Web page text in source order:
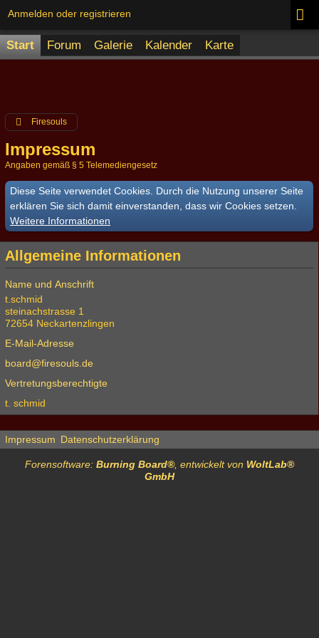
Anmelden oder registrieren
Start Forum Galerie Kalender Karte
Firesouls
Impressum
Angaben gemäß § 5 Telemediengesetz
Diese Seite verwendet Cookies. Durch die Nutzung unserer Seite
erklären Sie sich damit einverstanden, dass wir Cookies setzen.
Weitere Informationen
Allgemeine Informationen
Name und Anschrift
t.schmid
steinachstrasse 1
72654 Neckartenzlingen
E-Mail-Adresse
board@firesouls.de
Vertretungsberechtigte
t. schmid
Impressum Datenschutzerklärung
Forensoftware: Burning Board®, entwickelt von WoltLab®
GmbH